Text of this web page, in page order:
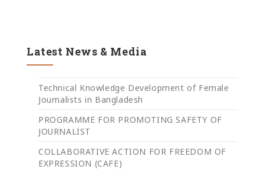
Latest News & Media
Technical Knowledge Development of Female
Journalists in Bangladesh
PROGRAMME FOR PROMOTING SAFETY OF
JOURNALIST
COLLABORATIVE ACTION FOR FREEDOM OF
EXPRESSION (CAFE)